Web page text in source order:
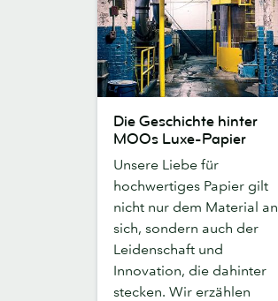
Geschichte
hinter
MOOs
Luxe-
Papier
Die Geschichte hinter
MOOs Luxe-Papier
Unsere Liebe für
hochwertiges Papier gilt
nicht nur dem Material an
sich, sondern auch der
Leidenschaft und
Innovation, die dahinter
stecken. Wir erzählen